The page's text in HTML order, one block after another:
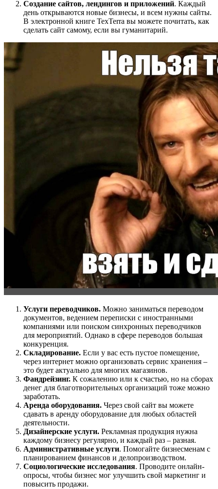
Создание сайтов, лендингов и приложений. Каждый
день открываются новые бизнесы, и всем нужны сайты.
В электронной книге TexTerra вы можете почитать, как
сделать сайт самому, если вы гуманитарий.
Услуги переводчиков. Можно заниматься переводом
документов, ведением переписки с иностранными
компаниями или поиском синхронных переводчиков
для мероприятий. Однако в сфере переводов большая
конкуренция.
Складирование. Если у вас есть пустое помещение,
через интернет можно организовать сервис хранения –
это будет актуально для многих магазинов.
Фандрейзинг. К сожалению или к счастью, но на сборах
денег для благотворительных организаций тоже можно
заработать.
Аренда оборудования. Через свой сайт вы можете
сдавать в аренду оборудование для любых областей
деятельности.
Дизайнерские услуги. Рекламная продукция нужна
каждому бизнесу регулярно, и каждый раз – разная.
Административные услуги. Помогайте бизнесменам с
планированием финансов и делопроизводством.
Социологические исследования. Проводите онлайн-
опросы, чтобы бизнес мог улучшить свой маркетинг и
повысить продажи.